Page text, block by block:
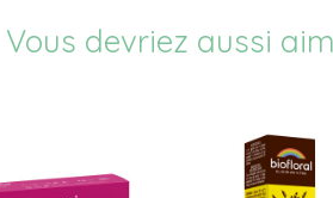
Vous devriez aussi